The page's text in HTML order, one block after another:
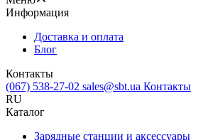
Информация
Доставка и оплата
Блог
Контакты
(067) 538-27-02 sales@sbt.ua Контакты
RU
Каталог
Зарядные станции и аксессуары